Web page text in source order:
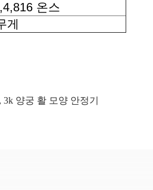
온스
게
, 3k 양궁 활 모양 안정기